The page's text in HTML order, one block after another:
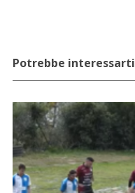
Potrebbe interessarti